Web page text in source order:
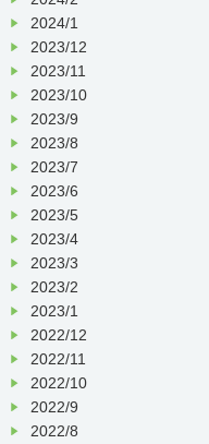
2024/1
2023/12
2023/11
2023/10
2023/9
2023/8
2023/7
2023/6
2023/5
2023/4
2023/3
2023/2
2023/1
2022/12
2022/11
2022/10
2022/9
2022/8